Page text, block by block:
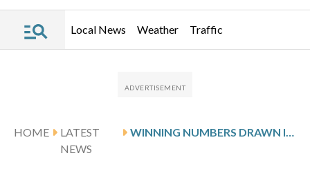
Local News Weather Traffic
HOME
LATEST
NEWS
WINNING NUMBERS DRAWN IN FRIDAY’S VIRGINIA PICK 5 EVENING